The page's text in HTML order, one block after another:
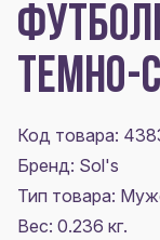
ТЕМНО-
Код товара:
Бренд: Sol's
Тип товара:
Вес: 0.236 кг.